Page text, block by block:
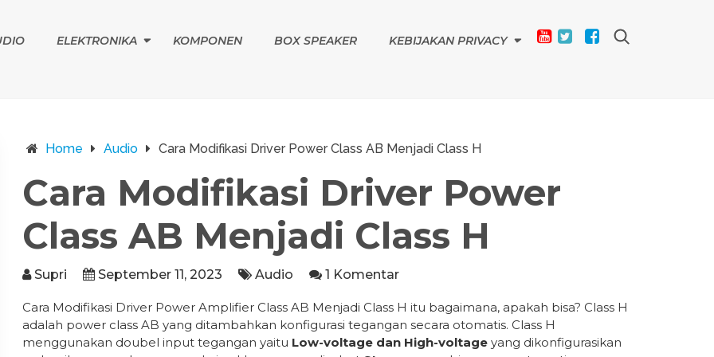
ELEKTRONIKA KOMPONEN BOX SPEAKER KEBIJAKAN PRIVACY
Home Audio Cara Modifikasi Driver Power Class AB Menjadi Class H
Cara Modifikasi Driver Power
Class AB Menjadi Class H
Supri September 11, 2023 Audio 1 Komentar
Cara Modifikasi Driver Power Amplifier Class AB Menjadi Class H itu bagaimana, apakah bisa? Class H
adalah power class AB yang ditambahkan konfigurasi tegangan secara otomatis. Class H
menggunakan doubel input tegangan yaitu Low-voltage dan High-voltage yang dikonfigurasikan